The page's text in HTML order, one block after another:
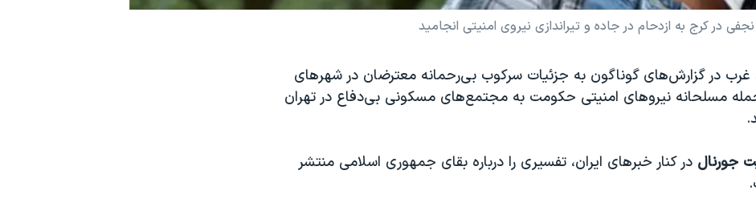
در کرج به ازدحام در جاده و تیراندازی نیروی امنیتی انجامید
غرب در گزارش‌های گوناگون به جزئیات سرکوب بی‌رحمانه معترضان در شهرهای
حمله مسلحانه نیروهای امنیتی حکومت به مجتمع‌های مسکونی‌ بی‌دفاع در تهران
جورنال در کنار خبرهای ایران، تفسیری را درباره بقای جمهوری اسلامی منتشر